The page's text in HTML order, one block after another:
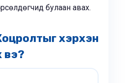
булаан авах.
хэрхэн
вэ?